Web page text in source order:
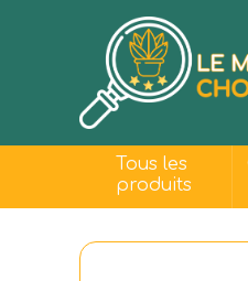
Tous les
produits